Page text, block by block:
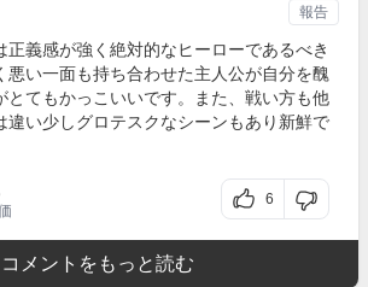
正義感が強く絶対的なヒーローであるべき
悪い一面も持ち合わせた主人公が自分を醜
とてもかっこいいです。また、戦い方も他
違い少しグロテスクなシーンもあり新鮮で
6
報告
コメントをもっと読む